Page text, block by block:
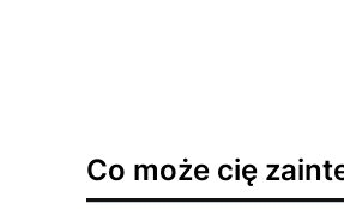
Co może cię